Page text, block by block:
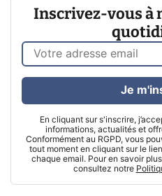
Inscrivez-vous à
En cliquant sur s'inscrire,
informations, actualités et
Conformément au RGPD, vous
tout moment en cliquant sur le
chaque email. Pour en savoir
consultez notre
Je